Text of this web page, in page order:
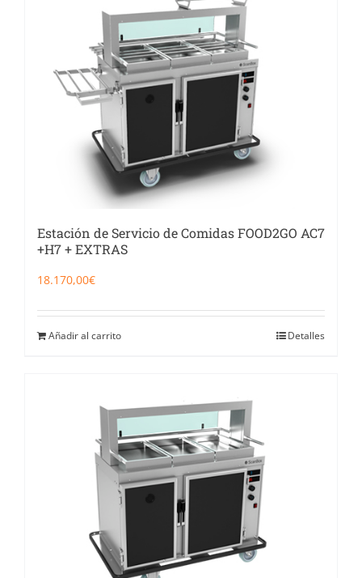
Food Service y Vending
91 629 17 10
Estación de Servicio de Comidas FOOD2GO AC7
+H7 + EXTRAS
18.170,00€
Añadir al carrito Detalles